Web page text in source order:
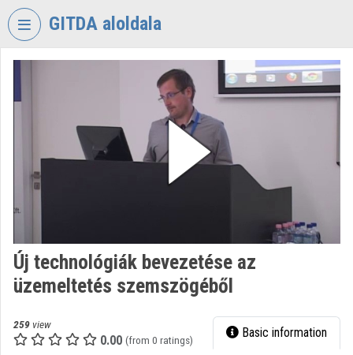
Skip header
GITDA aloldala
INFORMATION-
TECHNOLOGY
AGENCY
Organization discovery
Categories
Új technológiák bevezetése az
üzemeltetés szemszögéből
259 view
0.00 (from 0 ratings) Basic information